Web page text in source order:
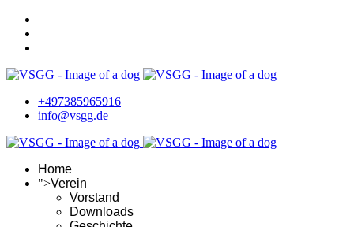
+497385965916
info@vsgg.de
Home
">Verein
Vorstand
Downloads